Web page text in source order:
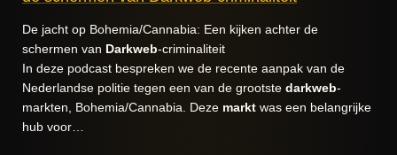
De jacht op Bohemia/Cannabia: Een kijken achter de
schermen van Darkweb-criminaliteit
In deze podcast bespreken we de recente aanpak van de
Nederlandse politie tegen een van de grootste darkweb-
markten, Bohemia/Cannabia. Deze markt was een belangrijke
hub voor…